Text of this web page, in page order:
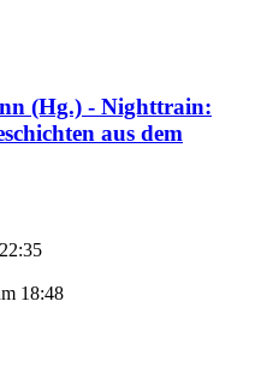
(Hg.) - Nighttrain:
aus dem
18:48